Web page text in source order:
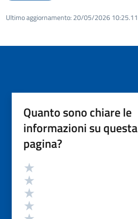
Ultimo aggiornamento: 20/05/2026 10:25.11
Quanto sono chiare le
informazioni su questa
pagina?
Valutazione